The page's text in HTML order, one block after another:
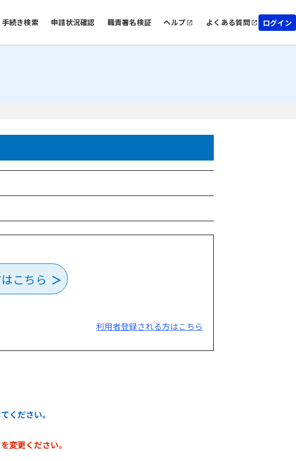
手続き検索 申請状況確認 職責署名検証 ヘルプ よくある質問 ログイン
こちら
利用者登録される方はこちら
ください。
変更ください。